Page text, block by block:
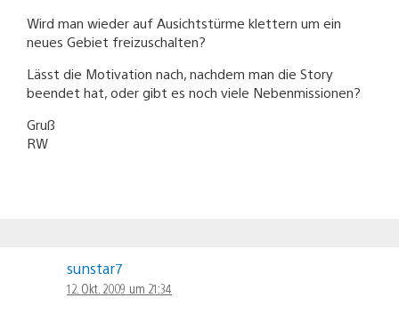
Wird man wieder auf Ausichtstürme klettern um ein
neues Gebiet freizuschalten?
Lässt die Motivation nach, nachdem man die Story
beendet hat, oder gibt es noch viele Nebenmissionen?
Gruß
RW
sunstar7
12. Okt. 2009 um 21:34